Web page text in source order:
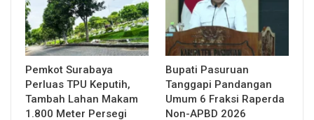
Pemkot Surabaya
Perluas TPU Keputih,
Tambah Lahan Makam
1.800 Meter Persegi
Bupati Pasuruan
Tanggapi Pandangan
Umum 6 Fraksi Raperda
Non-APBD 2026